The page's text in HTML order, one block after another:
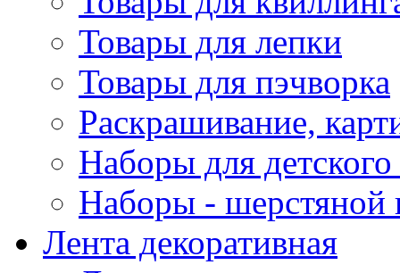
Товары для лепки
Товары для пэчворка
Раскрашивание,
Наборы для
Наборы - шерстяной
Лента декоративная